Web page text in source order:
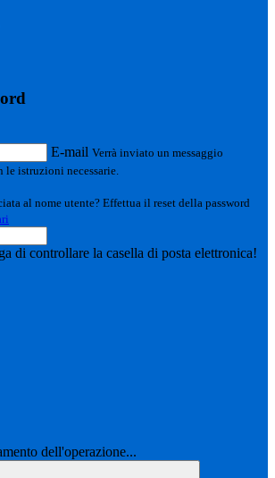
E-mail Verrà inviato un messaggio
istruzioni necessarie.
al nome utente? Effettua il reset della password
di controllare la casella di posta elettronica!
dell'operazione...